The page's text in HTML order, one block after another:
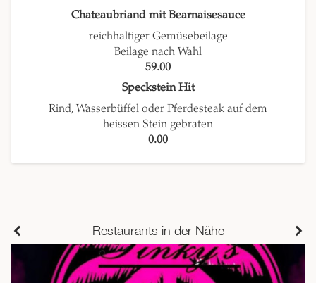
Chateaubriand mit Bearnaisesauce
reichhaltiger Gemüsebeilage
Beilage nach Wahl
59.00
Speckstein Hit
Rind, Wasserbüffel oder Pferdesteak auf dem
heissen Stein gebraten
0.00
Restaurants in der Nähe